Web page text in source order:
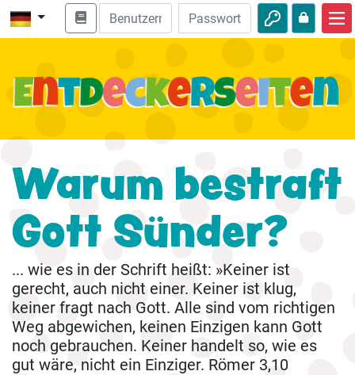
Bibel entdecken
Natur
Abenteuer
Warum bestraft
Gott Sünder?
... wie es in der Schrift heißt: »Keiner ist
gerecht, auch nicht einer. Keiner ist klug,
keiner fragt nach Gott. Alle sind vom richtigen
Weg abgewichen, keinen Einzigen kann Gott
noch gebrauchen. Keiner handelt so, wie es
gut wäre, nicht ein Einziger. Römer 3,10